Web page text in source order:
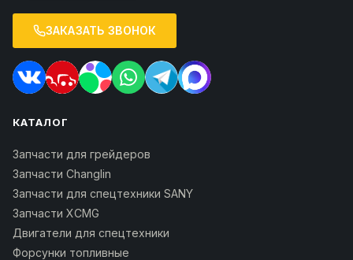
ЗАКАЗАТЬ ЗВОНОК
КАТАЛОГ
Запчасти для грейдеров
Запчасти Changlin
Запчасти для спецтехники SANY
Запчасти XCMG
Двигатели для спецтехники
Форсунки топливные